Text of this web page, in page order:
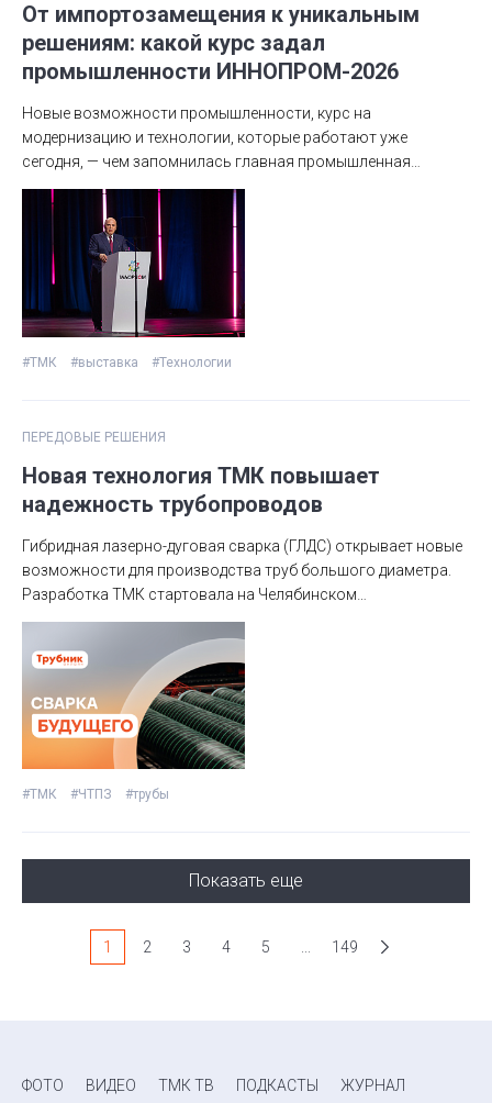
От импортозамещения к уникальным
решениям: какой курс задал
промышленности ИННОПРОМ-2026
Новые возможности промышленности, курс на
модернизацию и технологии, которые работают уже
сегодня, — чем запомнилась главная промышленная
выставка страны.
#ТМК #выставка #Технологии
ПЕРЕДОВЫЕ РЕШЕНИЯ
Новая технология ТМК повышает
надежность трубопроводов
Гибридная лазерно-дуговая сварка (ГЛДС) открывает новые
возможности для производства труб большого диаметра.
Разработка ТМК стартовала на Челябинском
трубопрокатном заводе.
#ТМК #ЧТПЗ #трубы
Показать еще
1 2 3 4 5 ... 149
ФОТО ВИДЕО ТМК ТВ ПОДКАСТЫ ЖУРНАЛ